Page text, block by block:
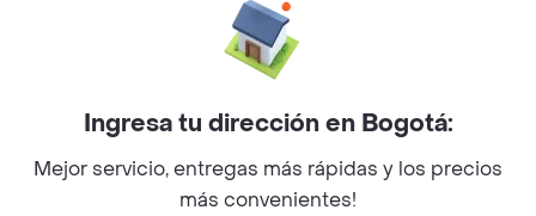
Facebook
Twitter
Instagram
Ingresa tu dirección en Bogotá:
Mejor servicio, entregas más rápidas y los precios
más convenientes!